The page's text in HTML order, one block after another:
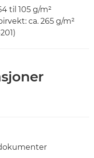
til 105 g/m²
ca. 265 g/m²